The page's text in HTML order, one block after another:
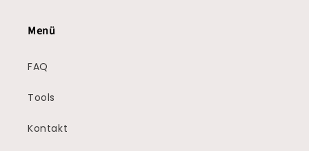
Menü
FAQ
Tools
Kontakt